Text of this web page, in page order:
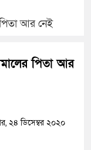
পিতা আর নেই
পিতা আর
২৪ ডিসেম্বর ২০২০